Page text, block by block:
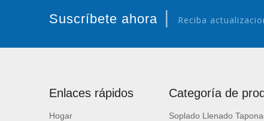
Suscríbete ahora | Reciba
Enlaces rápidos
Hogar
Categoría de
Soplado Llenado